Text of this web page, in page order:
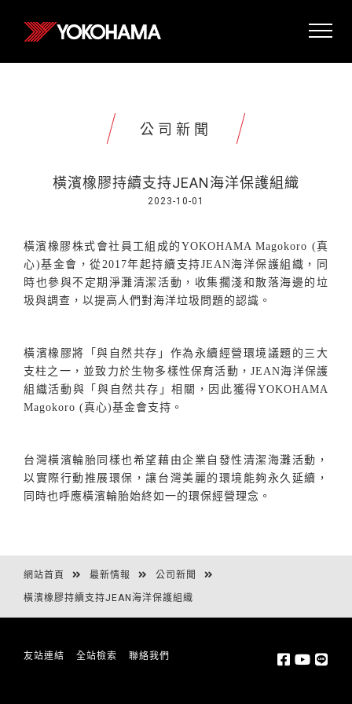
公司新聞
橫濱橡膠持續支持JEAN海洋保護組織
2023-10-01
橫濱橡膠株式會社員工組成的 YOKOHAMA Magokoro (真
心)基金會，從 2017年起持續支持JEAN海洋保護組織，同
時也參與不定期淨灘清潔活動，收集擱淺和散落海邊的垃
圾與調查，以提高人們對海洋垃圾問題的認識。
橫濱橡膠將「與自然共存」作為永續經營環境議題的三大
支柱之一，並致力於生物多樣性保育活動，JEAN海洋保護
組織活動與「與自然共存」相關，因此獲得YOKOHAMA
Magokoro (真心)基金會支持。
台灣橫濱輪胎同樣也希望藉由企業自發性清潔海灘活動，
以實際行動推展環保，讓台灣美麗的環境能夠永久延續，
同時也呼應橫濱輪胎始終如一的環保經營理念。
網站首頁 最新情報 公司新聞
橫濱橡膠持續支持JEAN海洋保護組織
友站連結 全站檢索 聯絡我們